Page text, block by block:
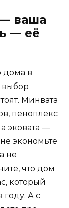
ваша
— её
дома в
выбор
Минвата
пеноплекс
эковата —
экономьте
не
что дом
который
году. А с